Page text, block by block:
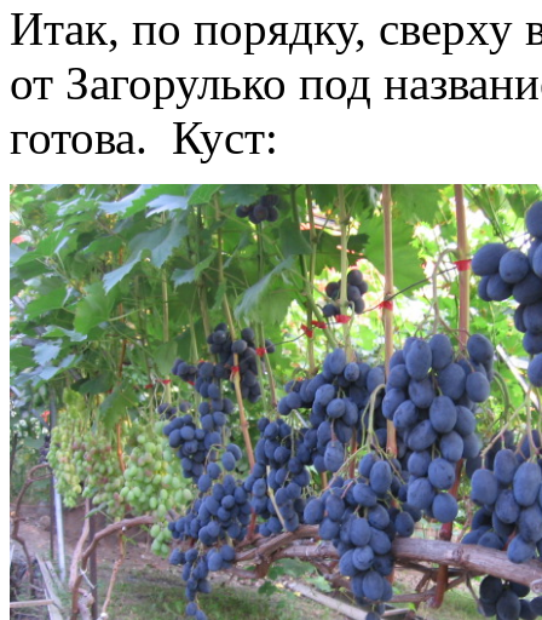
Итак, по порядку,
от Загорулько под
готова. Куст: